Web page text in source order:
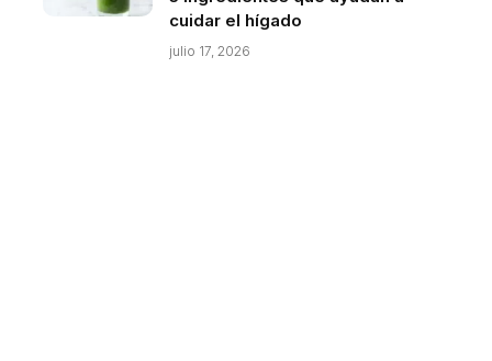
cuidar el hígado
julio 17, 2026